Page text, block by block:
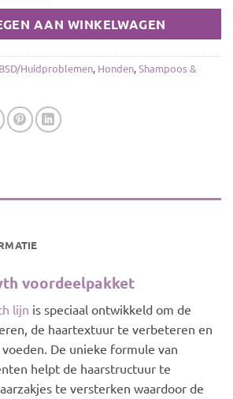
AAN WINKELWAGEN
Huidproblemen, Honden,Shampoos &
voordeelpakket
lijn is speciaal ontwikkeld om de
de haartextuur te verbeteren en
De unieke formule van
helpt de haarstructuur te
te versterken waardoor de